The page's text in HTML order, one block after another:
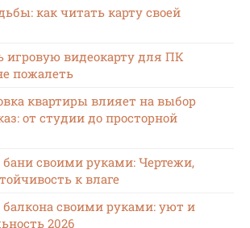
как читать карту своей
игровую видеокарту для ПК
пожалеть
квартиры влияет на выбор
от студии до просторной
своими руками: Чертежи,
к влаге
своими руками: уют и
2026